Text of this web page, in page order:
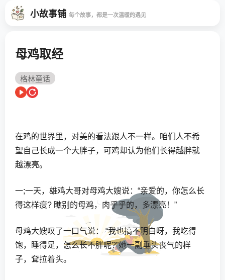
小故事铺 每个故事，都是一次温暖的遇见
母鸡取经
格林童话
在鸡的世界里，对美的看法跟人不一样。咱们人不希
望自己长成一个大胖子，可鸡却认为他们长得越胖就
越漂亮。
一;一天，雄鸡大哥对母鸡大嫂说：“亲爱的，你怎么长
得这样瘦? 瞧别的母鸡，肉乎乎的，多漂亮！”
母鸡大嫂叹了一口气说： “我也搞不明白呀，我吃得
饱，睡得足，怎么长不胖呢?”她一副垂头丧气的样
子，耷拉着头。